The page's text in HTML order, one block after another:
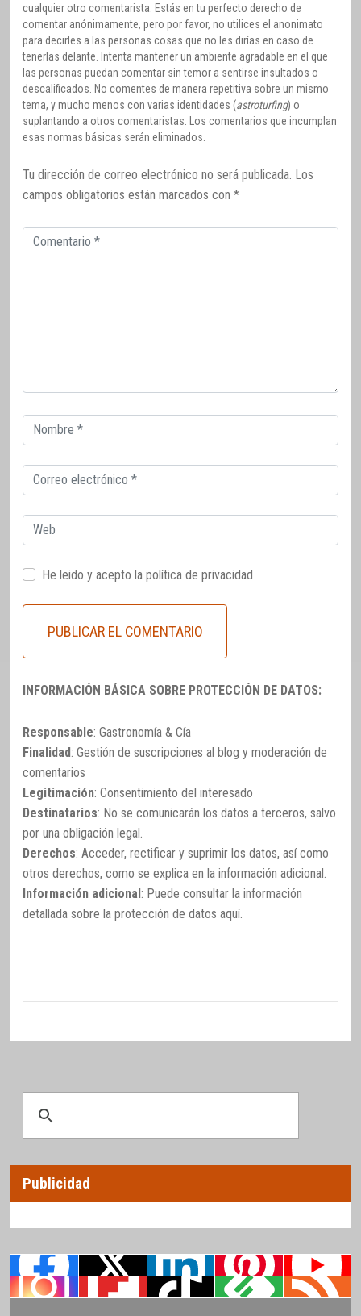
cualquier otro comentarista. Estás en tu perfecto derecho de
comentar anónimamente, pero por favor, no utilices el anonimato
para decirles a las personas cosas que no les dirías en caso de
tenerlas delante. Intenta mantener un ambiente agradable en el que
las personas puedan comentar sin temor a sentirse insultados o
descalificados. No comentes de manera repetitiva sobre un mismo
tema, y mucho menos con varias identidades (astroturfing) o
suplantando a otros comentaristas. Los comentarios que incumplan
esas normas básicas serán eliminados.
Tu dirección de correo electrónico no será publicada. Los
campos obligatorios están marcados con *
Comentario
Correo
electrónico
Correo
electrónico
Web
He leido y acepto la política de privacidad
INFORMACIÓN BÁSICA SOBRE PROTECCIÓN DE DATOS:
Responsable: Gastronomía & Cía
Finalidad: Gestión de suscripciones al blog y moderación de
comentarios
Legitimación: Consentimiento del interesado
Destinatarios: No se comunicarán los datos a terceros, salvo
por una obligación legal.
Derechos: Acceder, rectificar y suprimir los datos, así como
otros derechos, como se explica en la información adicional.
Información adicional: Puede consultar la información
detallada sobre la protección de datos aquí.
Publicidad